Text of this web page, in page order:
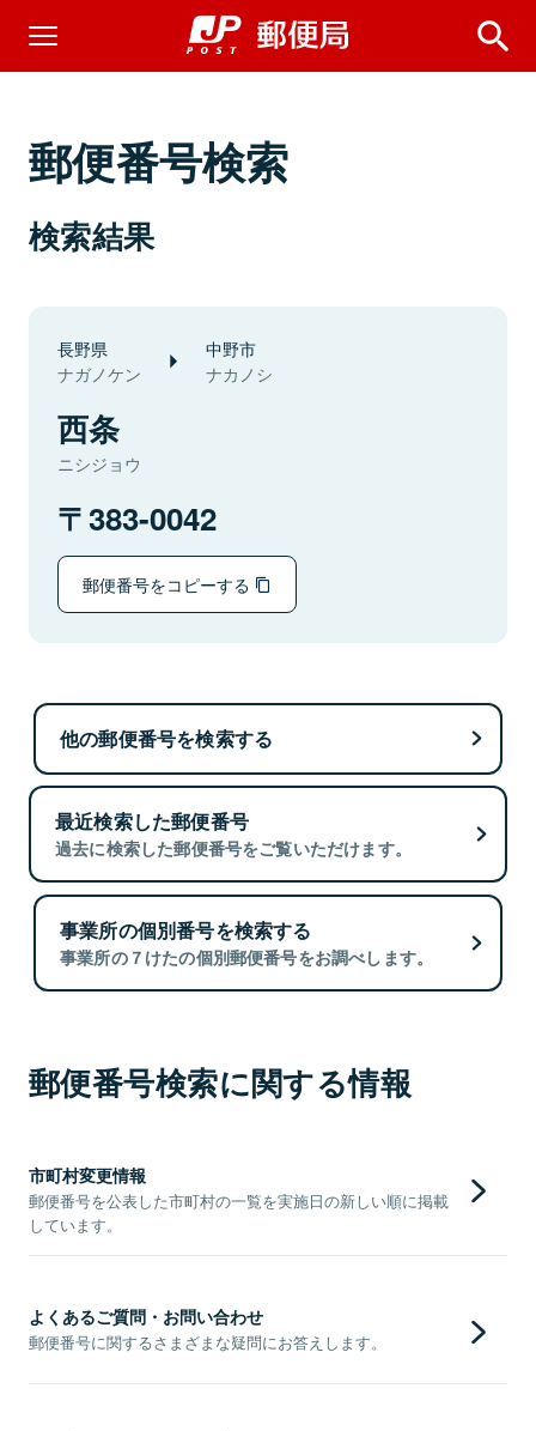
郵便番号検索
検索結果
長野県
ナガノケン
中野市
ナカノシ
西条
ニシジョウ
383-0042
郵便番号をコピーする
他の郵便番号を検索する
最近検索した郵便番号
過去に検索した郵便番号をご覧いただけます。
事業所の個別番号を検索する
事業所の７けたの個別郵便番号をお調べします。
郵便番号検索に関する情報
市町村変更情報
郵便番号を公表した市町村の一覧を実施日の新しい順に掲載
しています。
よくあるご質問・お問い合わせ
郵便番号に関するさまざまな疑問にお答えします。